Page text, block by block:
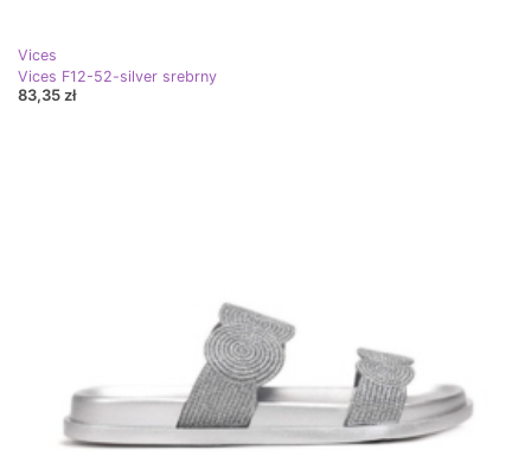
Vices
Vices F12-52-silver srebrny
83,35 zł